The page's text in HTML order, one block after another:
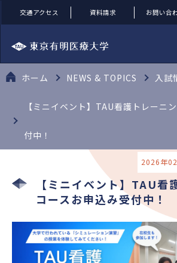
交通アクセス 資料請求 お問い合
ホーム NEWS & TOPICS 入試
【ミニイベント】TAU看護トレーニ
付中！
【ミニイベント】TAU看
コースお申込み受付中！
2026年